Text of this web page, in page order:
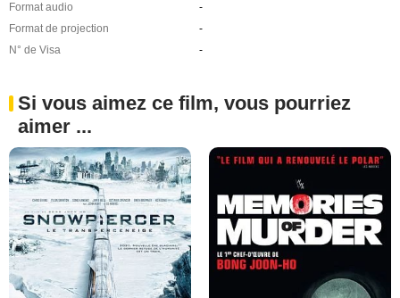
Format audio
-
Format de projection
-
N° de Visa
-
Si vous aimez ce film, vous pourriez
aimer ...